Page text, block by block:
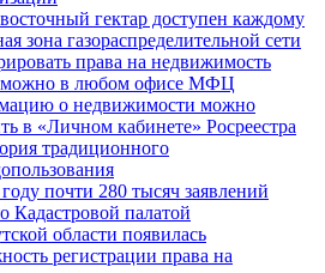
гектар доступен каждому
зона газораспределительной сети
права на недвижимость
можно в любом офисе МФЦ
о недвижимости можно
в «Личном кабинете» Росреестра
традиционного
почти 280 тысяч заявлений
Кадастровой палатой
области появилась
регистрации права на